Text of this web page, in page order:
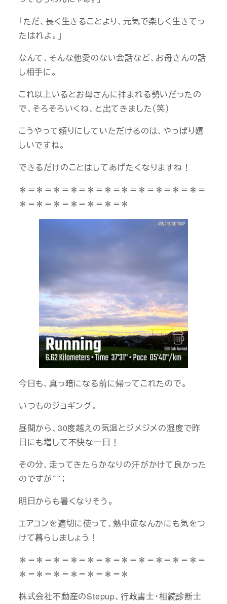
「ただ、長く生きることより、元気で楽しく生きてっ
たはれよ。」
なんて、そんな他愛のない会話など、お母さんの話
し相手に。
これ以上いるとお母さんに拝まれる勢いだったの
で、そろそろいくね、と出てきました（笑）
こうやって頼りにしていただけるのは、やっぱり嬉
しいですね。
できるだけのことはしてあげたくなりますね！
＊＝＊＝＊＝＊＝＊＝＊＝＊＝＊＝＊＝＊＝＊＝
＊＝＊＝＊＝＊＝＊＝＊＝＊
今日も、真っ暗になる前に帰ってこれたので。
いつものジョギング。
昼間から、30度越えの気温とジメジメの湿度で昨
日にも増して不快な一日！
その分、走ってきたらかなりの汗がかけて良かった
のですが＾＾；
明日からも暑くなりそう。
エアコンを適切に使って、熱中症なんかにも気をつ
けて暮らしましょう！
＊＝＊＝＊＝＊＝＊＝＊＝＊＝＊＝＊＝＊＝＊＝
＊＝＊＝＊＝＊＝＊＝＊＝＊
株式会社不動産のStepup、行政書士・相続診断士